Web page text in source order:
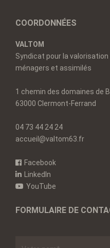
COORDONNÉES
VALTOM
Syndicat pour la
ménagers et assimilés
1 chemin des domaines de
63000 Clermont-Ferrand
04 73 44 24 24
accueil@valtom63.fr
Facebook
LinkedIn
YouTube
FORMULAIRE DE